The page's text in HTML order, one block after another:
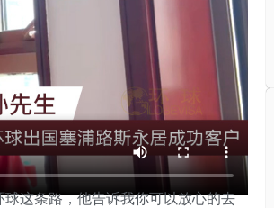
这条路，他告诉我你可以放心的去